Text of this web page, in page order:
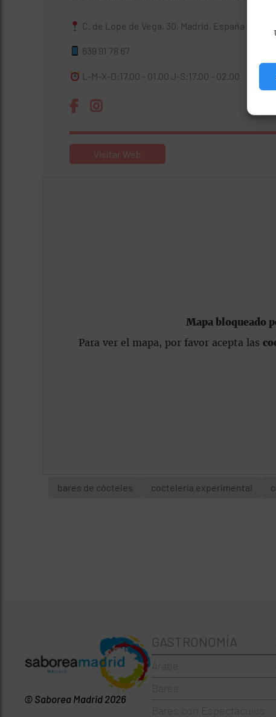
C. de Lope de Vega, 30, Madrid, España
639 91 78 67
L-M-X-D:17.00 - 01.00 J-S:17.00 - 02.00
Visitar Web
Mapa bloqueado
Para ver el mapa, por favor acepta las
bares de cócteles coctelería experimental
© Saborea Madrid 2026
GASTRONOMÍA
Árabe
Bares
Bares con Espectáculos